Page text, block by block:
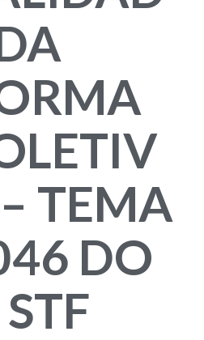
TEMA
DO